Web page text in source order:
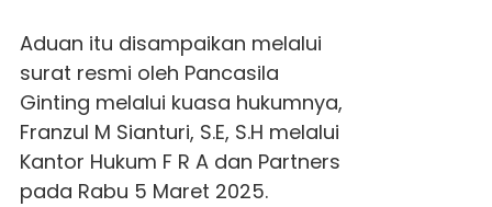
Aduan itu disampaikan melalui
surat resmi oleh Pancasila
Ginting melalui kuasa hukumnya,
Franzul M Sianturi, S.E, S.H melalui
Kantor Hukum F R A dan Partners
pada Rabu 5 Maret 2025.